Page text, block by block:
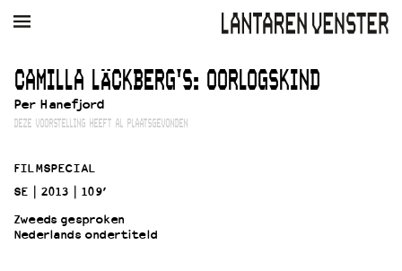
AGENDA FILM MUZIEK RESTAURANT VERHUUR
Winkelmandje
Zoek
Openingstijden & contact
Bereikbaarheid
Kaartverkoop
CAMILLA LÄCKBERG'S: OORLOGSKIND
Per Hanefjord
DEZE VOORSTELLING HEEFT AL PLAATSGEVONDEN
FILMSPECIAL
SE
2013
109’
Zweeds gesproken
Nederlands ondertiteld